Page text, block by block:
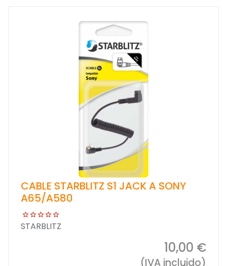
CABLE STARBLITZ S1 JACK A SONY
A65/A580
STARBLITZ
10,00 €
(IVA incluido)